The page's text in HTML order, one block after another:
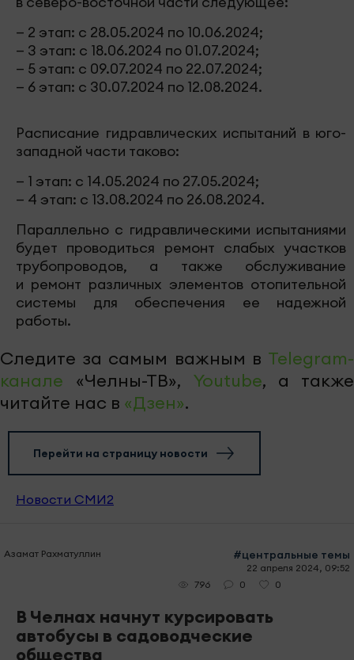
— 2 этап: с 28.05.2024 по 10.06.2024;
— 3 этап: с 18.06.2024 по 01.07.2024;
— 5 этап: с 09.07.2024 по 22.07.2024;
— 6 этап: с 30.07.2024 по 12.08.2024.
Расписание гидравлических испытаний в юго-
западной части таково:
— 1 этап: с 14.05.2024 по 27.05.2024;
— 4 этап: с 13.08.2024 по 26.08.2024.
Параллельно с гидравлическими испытаниями
будет проводиться ремонт слабых участков
трубопроводов, а также обслуживание
и ремонт различных элементов отопительной
системы для обеспечения ее надежной
работы.
Следите за самым важным в Telegram-
канале «Челны-ТВ», Youtube, а также
читайте нас в «Дзен».
Перейти на страницу новости
Новости СМИ2
Азамат Рахматуллин #центральные темы
22 апреля 2024, 09:52
796
0 0
В Челнах начнут курсировать
автобусы в садоводческие
общества